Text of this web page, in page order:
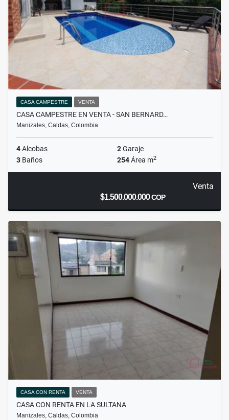
CASA CAMPESTRE VENTA
CASA CAMPESTRE EN VENTA - SAN BERNARD…
Manizales, Caldas, Colombia
4Alcobas 2Garaje
3 Baños 254Área m2
Venta
$1.500.000.000COP
CASA CON RENTA VENTA
CASA CON RENTA EN LA SULTANA
Manizales, Caldas, Colombia